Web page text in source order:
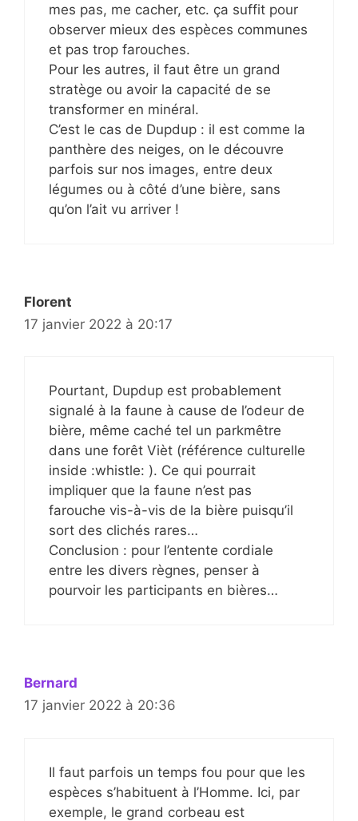
mes pas, me cacher, etc. ça suffit pour
observer mieux des espèces communes
et pas trop farouches.
Pour les autres, il faut être un grand
stratège ou avoir la capacité de se
transformer en minéral.
C’est le cas de Dupdup : il est comme la
panthère des neiges, on le découvre
parfois sur nos images, entre deux
légumes ou à côté d’une bière, sans
qu’on l’ait vu arriver !
Florent
17 janvier 2022 à 20:17
Pourtant, Dupdup est probablement
signalé à la faune à cause de l’odeur de
bière, même caché tel un parkmêtre
dans une forêt Vièt (référence culturelle
inside :whistle: ). Ce qui pourrait
impliquer que la faune n’est pas
farouche vis-à-vis de la bière puisqu’il
sort des clichés rares…
Conclusion : pour l’entente cordiale
entre les divers règnes, penser à
pourvoir les participants en bières…
Bernard
17 janvier 2022 à 20:36
Il faut parfois un temps fou pour que les
espèces s’habituent à l’Homme. Ici, par
exemple, le grand corbeau est